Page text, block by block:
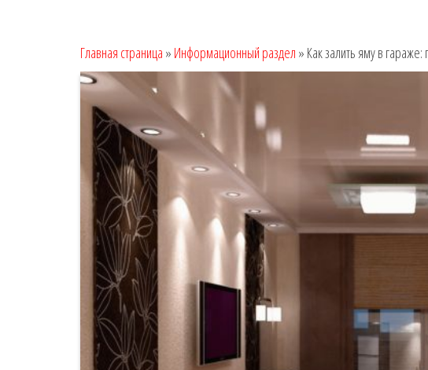
Главная страница » Информационный раздел » Как залить яму в